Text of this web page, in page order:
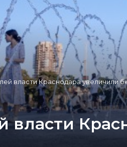
власти Краснодара увеличили
власти